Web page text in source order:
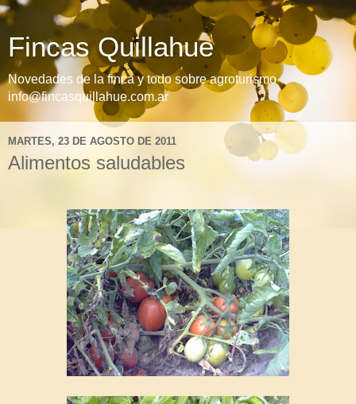
Fincas Quillahue
Novedades de la finca y todo sobre agroturismo
info@fincasquillahue.com.ar
MARTES, 23 DE AGOSTO DE 2011
Alimentos saludables